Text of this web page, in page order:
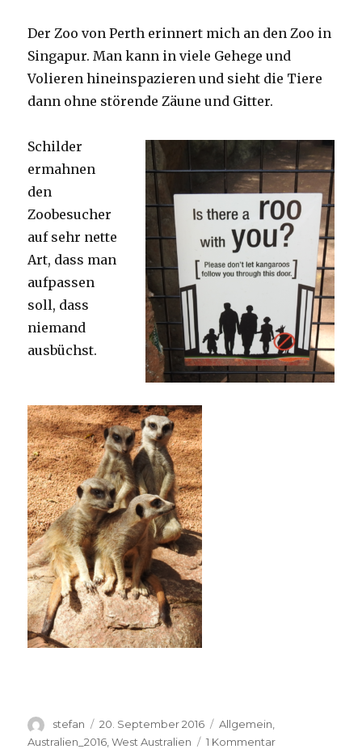
Perth
Der Zoo von Perth erinnert mich an den Zoo in
Singapur. Man kann in viele Gehege und
Volieren hineinspazieren und sieht die Tiere
dann ohne störende Zäune und Gitter.
Schilder
ermahnen
den
Zoobesucher
auf sehr nette
Art, dass man
aufpassen
soll, dass
niemand
ausbüchst.
Autor
stefan
Veröffentlicht
am
20. September 2016 Kategorien
Allgemein,
Australien_2016 ,West Australien 1 Kommentarzu